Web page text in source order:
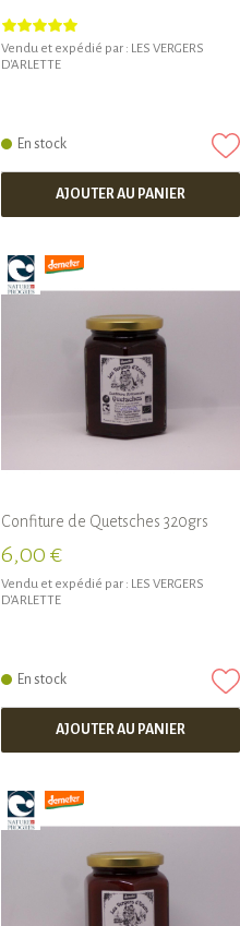
Vendu et expédié par : LES VERGERS
D'ARLETTE
En stock
AJOUTER AU PANIER
Confiture de Quetsches 320grs
6,00 €
Vendu et expédié par : LES VERGERS
D'ARLETTE
En stock
AJOUTER AU PANIER